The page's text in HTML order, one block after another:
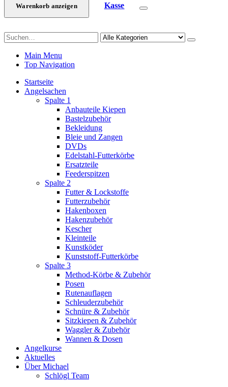
Warenkorb anzeigen Kasse
Main Menu
Top Navigation
Startseite
Angelsachen
Spalte 1
Anbauteile Kiepen
Bastelzubehör
Bekleidung
Bleie und Zangen
DVDs
Edelstahl-Futterkörbe
Ersatzteile
Feederspitzen
Spalte 2
Futter & Lockstoffe
Futterzubehör
Hakenboxen
Hakenzubehör
Kescher
Kleinteile
Kunstköder
Kunststoff-Futterkörbe
Spalte 3
Method-Körbe & Zubehör
Posen
Rutenauflagen
Schleuderzubehör
Schnüre & Zubehör
Sitzkiepen & Zubehör
Waggler & Zubehör
Wannen & Dosen
Angelkurse
Aktuelles
Über Michael
Schlögl Team